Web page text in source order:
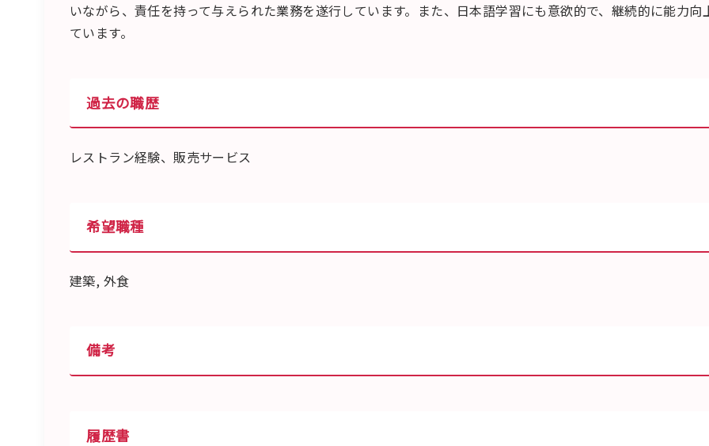
いながら、責任を持って与えられた業務を遂行しています。また、日本語学習にも意欲的で、継続的に能力向
ています。
過去の職歴
レストラン経験、販売サービス
希望職種
建築, 外食
備考
履歴書